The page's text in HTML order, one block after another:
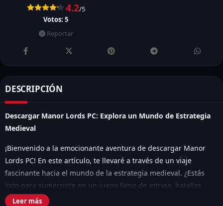
4.2/5
Votos: 5
Reportar
DESCRIPCIÓN
Descargar Manor Lords PC: Explora un Mundo de Estrategia
Medieval
¡Bienvenido a la emocionante aventura de descargar Manor
Lords PC! En este artículo, te llevaré a través de un viaje
fascinante hacia el mundo de la estrategia medieval. ¿Estás
listo para sumergirte en un juego lleno de intriga, batallas
épicas y construcción de imperios? ¡Entonces sigue leyendo
Leer más